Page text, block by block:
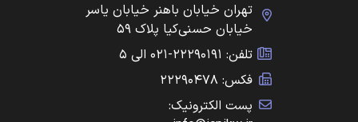
تهران خیابان باهنر خیابان یاسر
خیابان حسنی‌کیا پلاک ۵۹
تلفن: ۲۲۲۹۰۱۹۱-۰۲۱ الی ۵
فکس: ۲۲۲۹۰۴۷۸
پست الکترونیک: